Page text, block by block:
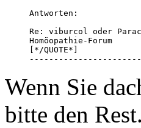
Antworten:
Re: viburcol oder
Homöopathie-Forum
[*/QUOTE*]
Wenn Sie
bitte den